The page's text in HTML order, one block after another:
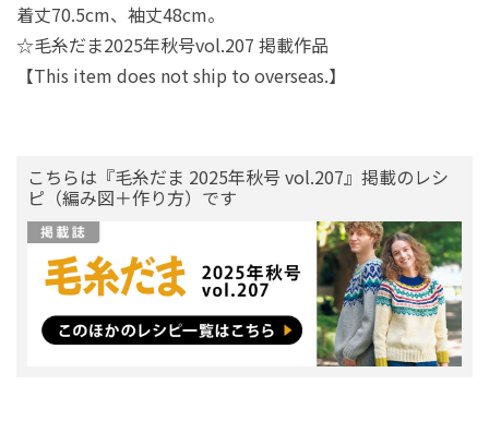
着丈70.5cm、袖丈48cm。
☆毛糸だま2025年秋号vol.207 掲載作品
【This item does not ship to overseas.】
こちらは『毛糸だま 2025年秋号 vol.207』掲載のレシ
ピ（編み図＋作り方）です